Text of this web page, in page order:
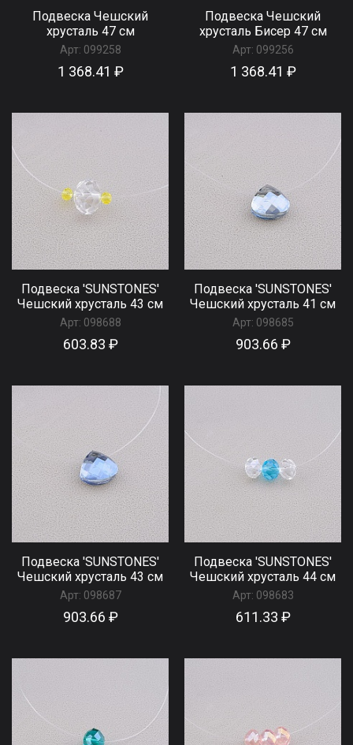
Подвеска Чешский
хрусталь 47 см
Арт: 099258
1 368.41 ₽
Подвеска Чешский
хрусталь Бисер 47 см
Арт: 099256
1 368.41 ₽
Подвеска 'SUNSTONES'
Чешский хрусталь 43 см
Арт: 098688
603.83 ₽
Подвеска 'SUNSTONES'
Чешский хрусталь 41 см
Арт: 098685
903.66 ₽
Подвеска 'SUNSTONES'
Чешский хрусталь 43 см
Арт: 098687
903.66 ₽
Подвеска 'SUNSTONES'
Чешский хрусталь 44 см
Арт: 098683
611.33 ₽